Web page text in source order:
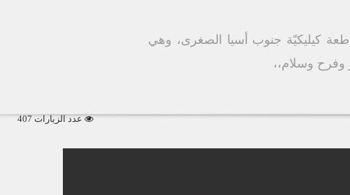
كيليكيّة جنوب أسيا الصغرى، وهي
وسلام،،
عدد الزيارات 407